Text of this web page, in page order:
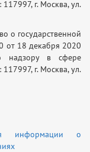
г. Москва, ул.
о государственной
от 18 декабря 2020
надзору в сфере
г. Москва, ул.
информации о